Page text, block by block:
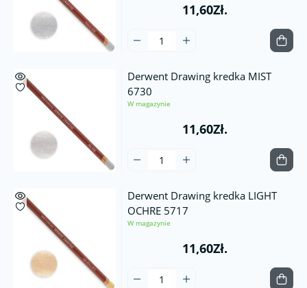
11,60Zł.
Derwent Drawing kredka MIST
6730
W magazynie
11,60Zł.
Derwent Drawing kredka LIGHT
OCHRE 5717
W magazynie
11,60Zł.